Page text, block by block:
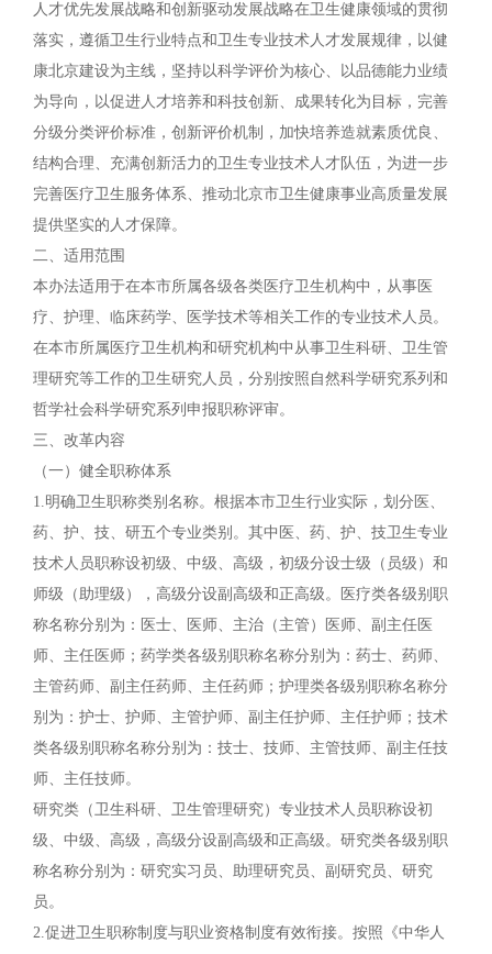
人才优先发展战略和创新驱动发展战略在卫生健康领域的贯彻
落实，遵循卫生行业特点和卫生专业技术人才发展规律，以健
康北京建设为主线，坚持以科学评价为核心、以品德能力业绩
为导向，以促进人才培养和科技创新、成果转化为目标，完善
分级分类评价标准，创新评价机制，加快培养造就素质优良、
结构合理、充满创新活力的卫生专业技术人才队伍，为进一步
完善医疗卫生服务体系、推动北京市卫生健康事业高质量发展
提供坚实的人才保障。
二、适用范围
本办法适用于在本市所属各级各类医疗卫生机构中，从事医
疗、护理、临床药学、医学技术等相关工作的专业技术人员。
在本市所属医疗卫生机构和研究机构中从事卫生科研、卫生管
理研究等工作的卫生研究人员，分别按照自然科学研究系列和
哲学社会科学研究系列申报职称评审。
三、改革内容
（一）健全职称体系
1.明确卫生职称类别名称。根据本市卫生行业实际，划分医、
药、护、技、研五个专业类别。其中医、药、护、技卫生专业
技术人员职称设初级、中级、高级，初级分设士级（员级）和
师级（助理级），高级分设副高级和正高级。医疗类各级别职
称名称分别为：医士、医师、主治（主管）医师、副主任医
师、主任医师；药学类各级别职称名称分别为：药士、药师、
主管药师、副主任药师、主任药师；护理类各级别职称名称分
别为：护士、护师、主管护师、副主任护师、主任护师；技术
类各级别职称名称分别为：技士、技师、主管技师、副主任技
师、主任技师。
研究类（卫生科研、卫生管理研究）专业技术人员职称设初
级、中级、高级，高级分设副高级和正高级。研究类各级别职
称名称分别为：研究实习员、助理研究员、副研究员、研究
员。
2.促进卫生职称制度与职业资格制度有效衔接。按照《中华人